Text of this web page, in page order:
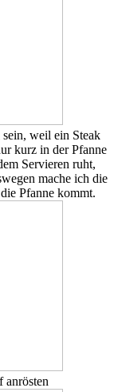
weil ein Steak
kurz in der Pfanne
Servieren ruht,
mache ich die
Pfanne kommt.
anrösten